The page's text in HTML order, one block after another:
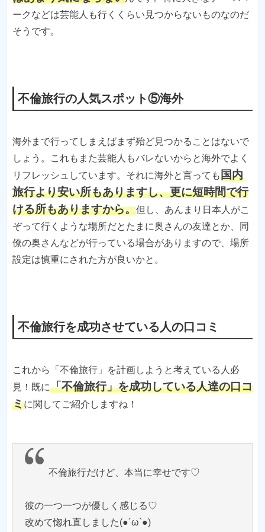
ークなどは芸能人も行くくらい見つからないものなのだ
そうです。
不倫旅行の人気スポット⑤海外
海外まで行ってしまえばまず殆ど見つかることはないで
しょう。これもまた芸能人もバレないからと海外でよく
リフレッシュしています。それに海外と言っても国内
旅行より安い所もありますし、更に短時間で行
ける所もありますから。但し、あんまり日本人がこ
ぞって行くような場所だとたまに奥さんの友達とか、同
僚の奥さんなどが行っている場合がありますので、場所
設定は慎重にされた方が良いかと。
不倫旅行を成功させている人の口コミ
これから「不倫旅行」を計画しようと考えている人必
見！既に「不倫旅行」を成功している人達の口コ
ミに関してご紹介しますね！
不倫旅行だけど、本当に幸せです♡
彼の一つ一つが優しく感じる♡
改めて惚れ直しました(●´ω`●)